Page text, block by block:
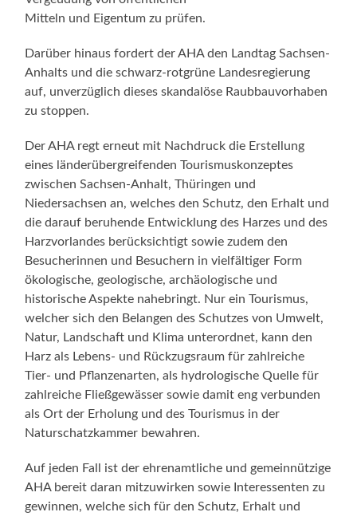
Mitteln und Eigentum zu prüfen.
Darüber hinaus fordert der AHA den Landtag Sachsen-
Anhalts und die schwarz-rotgrüne Landesregierung
auf, unverzüglich dieses skandalöse Raubbauvorhaben
zu stoppen.
Der AHA regt erneut mit Nachdruck die Erstellung
eines länderübergreifenden Tourismuskonzeptes
zwischen Sachsen-Anhalt, Thüringen und
Niedersachsen an, welches den Schutz, den Erhalt und
die darauf beruhende Entwicklung des Harzes und des
Harzvorlandes berücksichtigt sowie zudem den
Besucherinnen und Besuchern in vielfältiger Form
ökologische, geologische, archäologische und
historische Aspekte nahebringt. Nur ein Tourismus,
welcher sich den Belangen des Schutzes von Umwelt,
Natur, Landschaft und Klima unterordnet, kann den
Harz als Lebens- und Rückzugsraum für zahlreiche
Tier- und Pflanzenarten, als hydrologische Quelle für
zahlreiche Fließgewässer sowie damit eng verbunden
als Ort der Erholung und des Tourismus in der
Naturschatzkammer bewahren.
Auf jeden Fall ist der ehrenamtliche und gemeinnützige
AHA bereit daran mitzuwirken sowie Interessenten zu
gewinnen, welche sich für den Schutz, Erhalt und